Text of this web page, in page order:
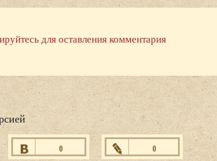
для оставления комментария
0 0